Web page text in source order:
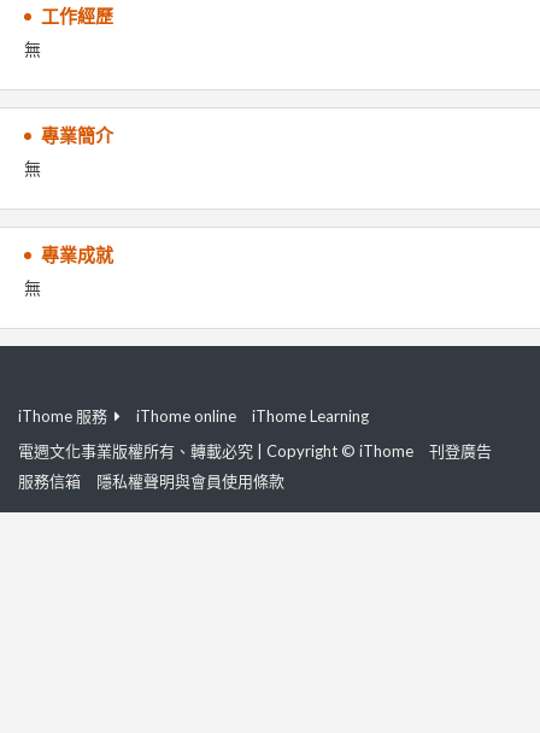
工作經歷
無
專業簡介
無
專業成就
無
iThome 服務 iThome online
iThome Learning
電週文化事業版權所有、轉載必究 | Copyright © iThome
刊登廣告
服務信箱
隱私權聲明與會員使用條款